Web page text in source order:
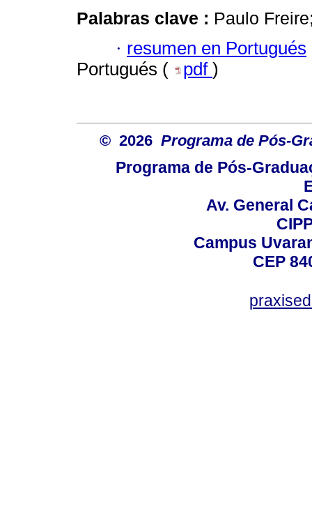
Palabras clave : Paulo
· resumen en Portugués
Portugués (
pdf )
© 2026 Programa de Pós-
Programa de Pós-
Av. General
Campus
CEP